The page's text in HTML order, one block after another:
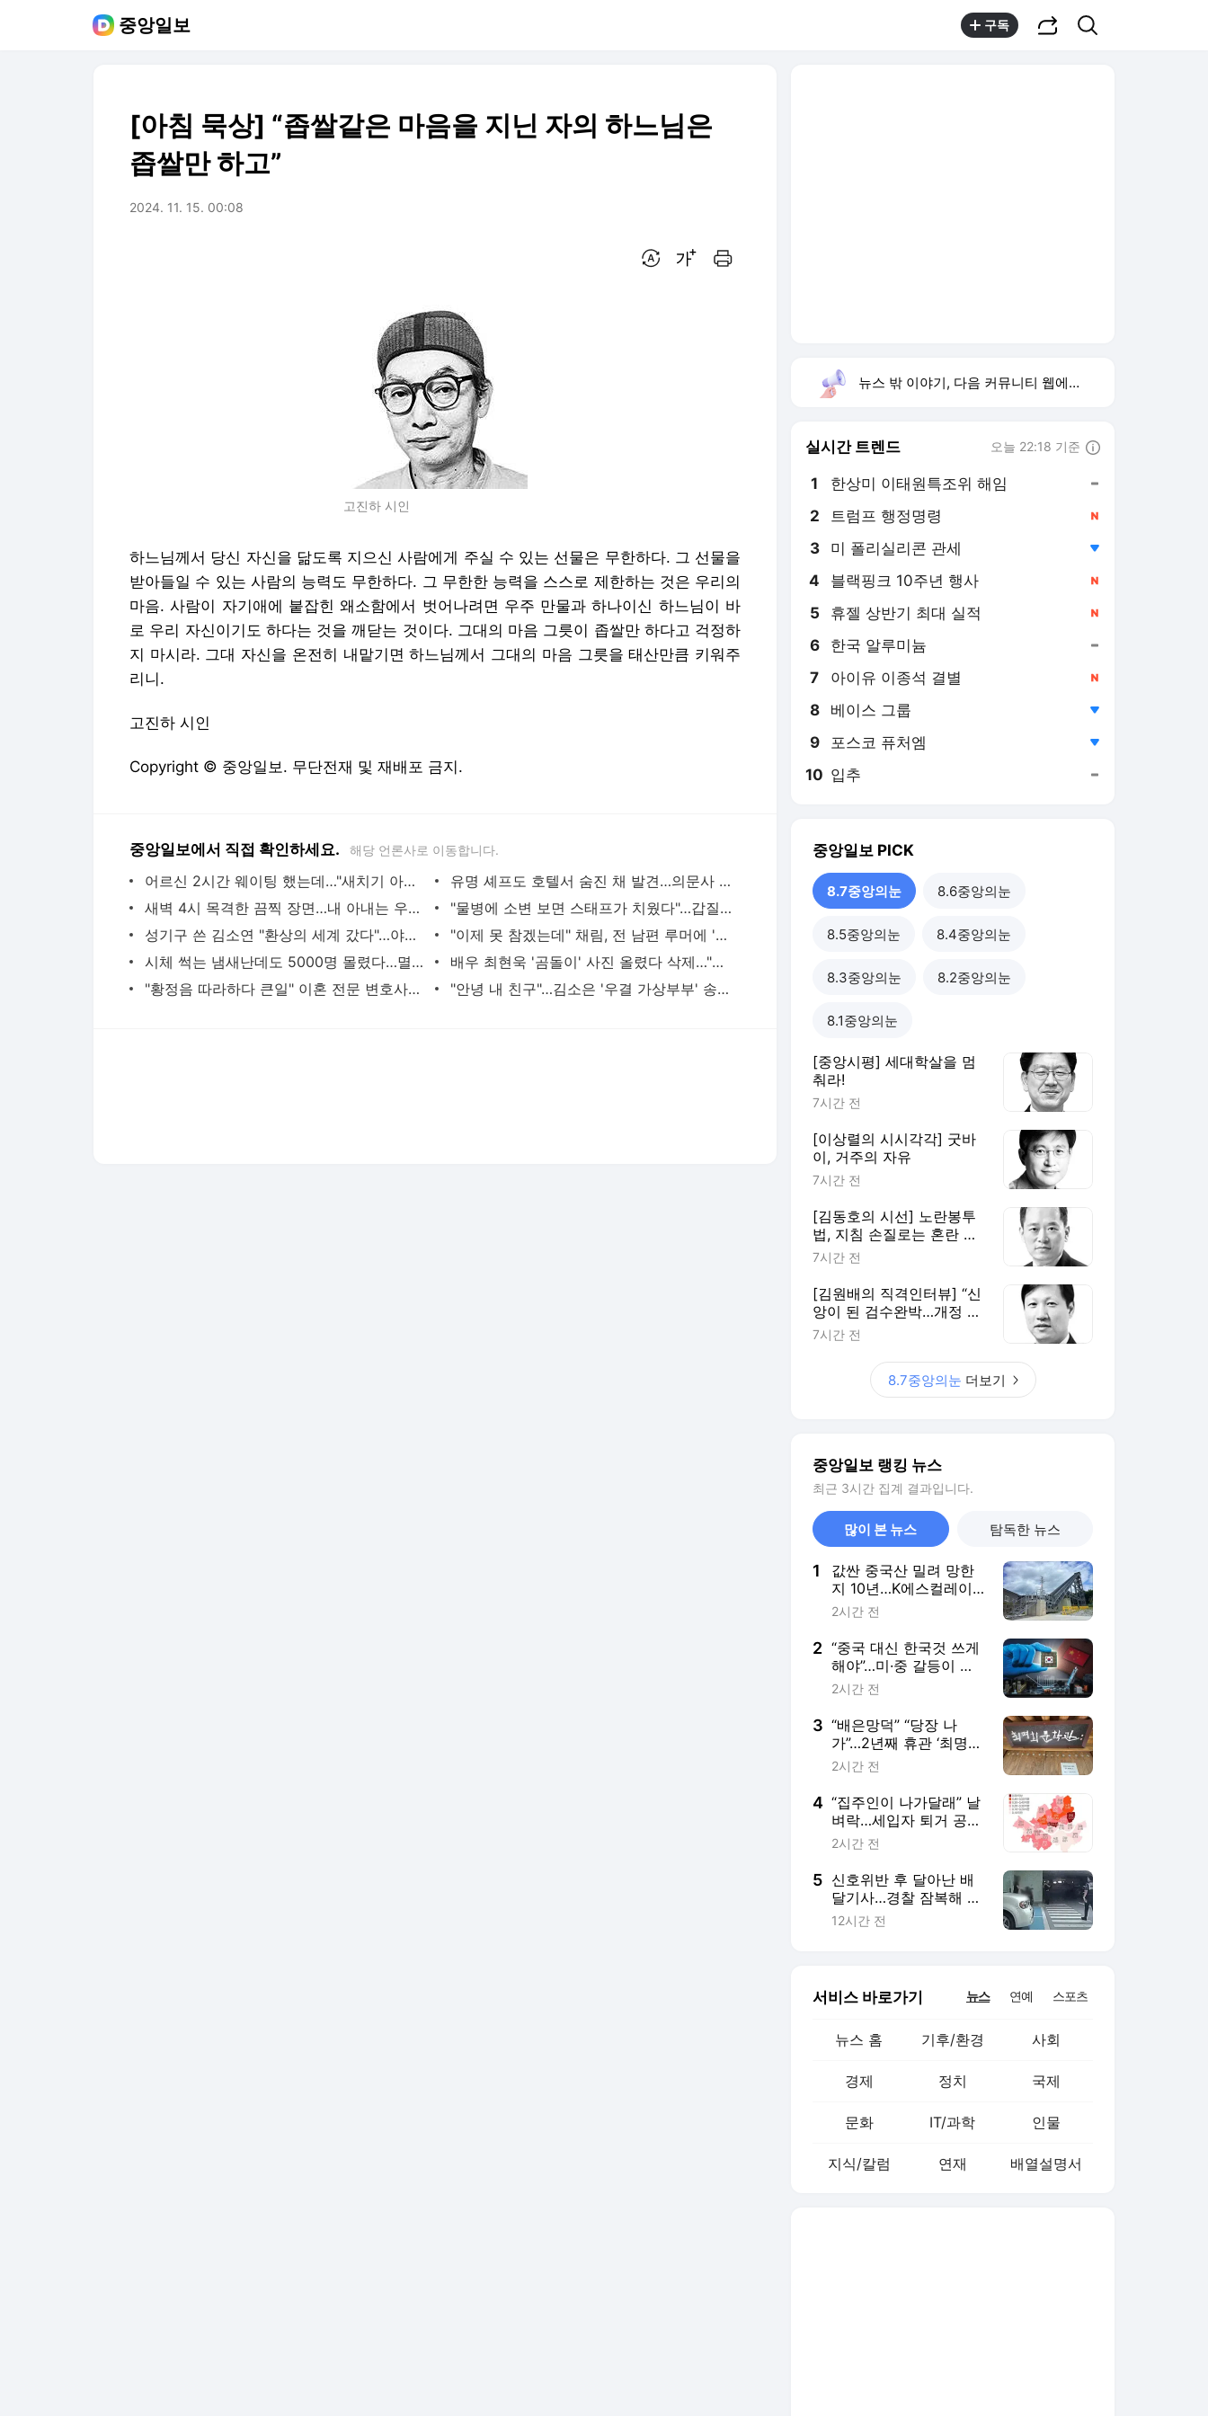
중앙일보 구독
[아침 묵상] “좁쌀같은 마음을 지닌 자의 하느님은
좁쌀만 하고”
2024. 11. 15. 00:08
고진하 시인
하느님께서 당신 자신을 닮도록 지으신 사람에게 주실 수 있는 선물은 무한하다. 그 선물을
받아들일 수 있는 사람의 능력도 무한하다. 그 무한한 능력을 스스로 제한하는 것은 우리의
마음. 사람이 자기애에 붙잡힌 왜소함에서 벗어나려면 우주 만물과 하나이신 하느님이 바
로 우리 자신이기도 하다는 것을 깨닫는 것이다. 그대의 마음 그릇이 좁쌀만 하다고 걱정하
지 마시라. 그대 자신을 온전히 내맡기면 하느님께서 그대의 마음 그릇을 태산만큼 키워주
리니.
고진하 시인
Copyright © 중앙일보. 무단전재 및 재배포 금지.
중앙일보에서 직접 확인하세요. 해당 언론사로 이동합니다.
어르신 2시간 웨이팅 했는데…"새치기 아냐?" 그 젊은이 비밀 | 중앙일보
유명 셰프도 호텔서 숨진 채 발견…의문사 줄잇는 러시아, 무슨 일 | 중앙일보
새벽 4시 목격한 끔찍 장면…내 아내는 우울증입니다 | 중앙일보
"물병에 소변 보면 스태프가 치웠다"…갑질 터진 유명 남배우 충격 | 중앙일보
성기구 쓴 김소연 "환상의 세계 갔다"…야한 드라마로만 보면 오산, 왜 | 중앙일보
"이제 못 참겠는데" 채림, 전 남편 루머에 '허위사실' 분노 | 중앙일보
시체 썩는 냄새난데도 5000명 몰렸다…멸종 위기 '이 꽃' 정체 | 중앙일보
배우 최현욱 '곰돌이' 사진 올렸다 삭제…"나체 보였다" 깜짝 | 중앙일보
"황정음 따라하다 큰일" 이혼 전문 변호사가 경고한 이 행동 | 중앙일보
"안녕 내 친구"…김소은 '우결 가상부부' 송재림에 먹먹한 추모글 | 중앙일보
뉴스 밖 이야기, 다음 커뮤니티 웹에서 보기
실시간 트렌드 오늘 22:18 기준
1 한상미 이태원특조위 해임
2 트럼프 행정명령
3 미 폴리실리콘 관세
4 블랙핑크 10주년 행사
5 휴젤 상반기 최대 실적
6 한국 알루미늄
7 아이유 이종석 결별
8 베이스 그룹
9 포스코 퓨처엠
10 입추
중앙일보 PICK
8.7중앙의눈 8.6중앙의눈
8.5중앙의눈 8.4중앙의눈
8.3중앙의눈 8.2중앙의눈
8.1중앙의눈
[중앙시평] 세대학살을 멈
춰라!
7시간 전
[이상렬의 시시각각] 굿바
이, 거주의 자유
7시간 전
[김동호의 시선] 노란봉투
법, 지침 손질로는 혼란 못
막는다
7시간 전
[김원배의 직격인터뷰] “신
앙이 된 검수완박…개정 형
소법은 개혁의 과잉”
7시간 전
8.7중앙의눈 더보기
중앙일보 랭킹 뉴스
최근 3시간 집계 결과입니다.
많이 본 뉴스 탐독한 뉴스
1
값싼 중국산 밀려 망한
지 10년…K에스컬레이
터 뜻밖의 부활
2시간 전
2 “중국 대신 한국것 쓰게
해야”…미·중 갈등이 벌
어준 韓 골든타임
2시간 전
3 “배은망덕” “당장 나
가”…2년째 휴관 ‘최명희
문학관’서 생긴 일
2시간 전
4 “집주인이 나가달래” 날
벼락…세입자 퇴거 공포
시작됐다
2시간 전
5 신호위반 후 달아난 배
달기사…경찰 잠복해 잡
고보니 ‘반전’
12시간 전
서비스 바로가기 뉴스 연예 스포츠
뉴스 홈 기후/환경 사회
경제 정치 국제
문화 IT/과학 인물
지식/칼럼 연재 배열설명서